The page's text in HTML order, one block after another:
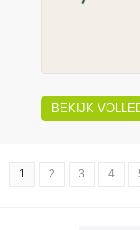
BEKIJK
1 2 3 4